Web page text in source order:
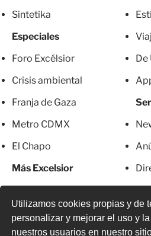
Utilizamos cookies propias y de
personalizar y mejorar el uso y
nuestros usuarios en nuestro
Sintetika
Especiales
Foro Excélsior
Crisis ambiental
Franja de Gaza
Metro CDMX
El Chapo
Más Excelsior
De
© 2026 Todos los derechos reservados.